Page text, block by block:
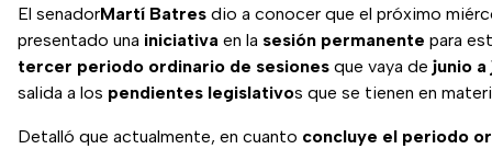
El senadorMartí Batres dio a conocer que el próximo
presentado una iniciativa en la sesión permanente para
tercer periodo ordinario de sesiones que vaya de junio a
salida a los pendientes legislativos que se tienen en
Detalló que actualmente, en cuanto concluye el periodo